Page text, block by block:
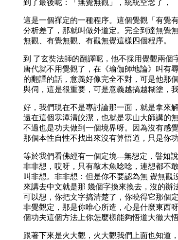
到了最後呢：「無覺無觀」，統統空念了，
這是一個禪定的一種程序。這個覺觀「有覺
分析差了，那就叫做外道定。完全到達無覺
無觀、有覺無觀、有觀無覺這樣四個程序。
到 了玄奘法師的翻譯呢，他不採用覺觀兩個
唐代就不用覺觀了，在《瑜伽師地論》叫有
的翻譯的話，意義好像完全不對，可是他那
與伺，這是很重要，可是意義越搞越糊塗，
好，我們現在不是專討論那一面，就是拿來
遠在這個寒潭清皎潔，也就是寒山大師講的
不過也是功夫做到一個境界呀。因為沒有感
那個本性自性不找出來沒有算悟道，只是你
等於我們看佛經有一個定境---無想定，譬如
非非想，哎呀，只有敲木魚唸唸，連想都不
叫非想。非非想：但是你不要認為無 覺無
來講去中文就是那 幾個字換來換去，沒的
可以想，你把文字搞清楚了，你曉得它那個
非覺觀定，那是你唯心所造，心是什麼東西
個功夫這個方法上你怎麼樣能夠悟道大徹大
跟著下來是火大觀，火大觀我們上面也知道